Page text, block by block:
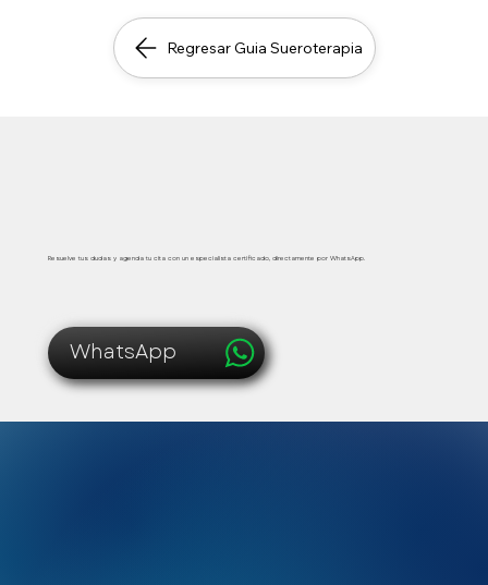
Regresar Guia Sueroterapia
Resuelve tus dudas y agenda tu cita con un especialista certificado, directamente por WhatsApp.
WhatsApp